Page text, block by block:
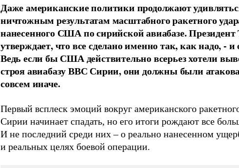
Даже американские политики продолжают
ничтожным результатам масштабного ракетного
нанесенного США по сирийской авиабазе.
утверждает, что все сделано именно так, как надо, - и
Ведь если бы США действительно всерьез хотели
строя авиабазу ВВС Сирии, они должны были
совсем иначе.
Первый всплеск эмоций вокруг американского
Сирии начинает спадать, но его итоги рождают все
И не последний среди них – о реально нанесенном
и реальных целях боевой операции.